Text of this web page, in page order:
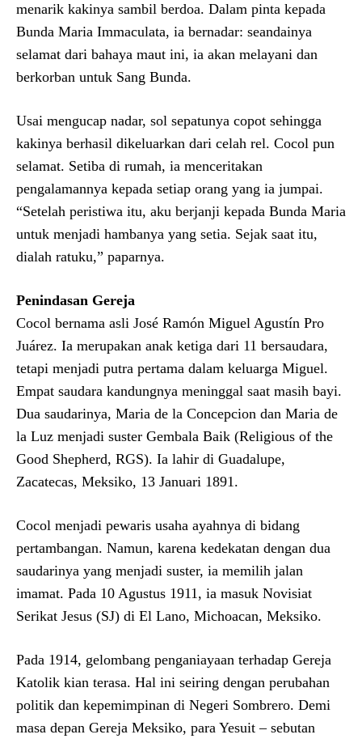
menarik kakinya sambil berdoa. Dalam pinta kepada
Bunda Maria Immaculata, ia bernadar: seandainya
selamat dari bahaya maut ini, ia akan melayani dan
berkorban untuk Sang Bunda.
Usai mengucap nadar, sol sepatunya copot sehingga
kakinya berhasil dikeluarkan dari celah rel. Cocol pun
selamat. Setiba di rumah, ia menceritakan
pengalamannya kepada setiap orang yang ia jumpai.
“Setelah peristiwa itu, aku berjanji kepada Bunda Maria
untuk menjadi hambanya yang setia. Sejak saat itu,
dialah ratuku,” paparnya.
Penindasan Gereja
Cocol bernama asli José Ramón Miguel Agustín Pro
Juárez. Ia merupakan anak ketiga dari 11 bersaudara,
tetapi menjadi putra pertama dalam keluarga Miguel.
Empat saudara kandungnya meninggal saat masih bayi.
Dua saudarinya, Maria de la Concepcion dan Maria de
la Luz menjadi suster Gembala Baik (Religious of the
Good Shepherd, RGS). Ia lahir di Guadalupe,
Zacatecas, Meksiko, 13 Januari 1891.
Cocol menjadi pewaris usaha ayahnya di bidang
pertambangan. Namun, karena kedekatan dengan dua
saudarinya yang menjadi suster, ia memilih jalan
imamat. Pada 10 Agustus 1911, ia masuk Novisiat
Serikat Jesus (SJ) di El Lano, Michoacan, Meksiko.
Pada 1914, gelombang penganiayaan terhadap Gereja
Katolik kian terasa. Hal ini seiring dengan perubahan
politik dan kepemimpinan di Negeri Sombrero. Demi
masa depan Gereja Meksiko, para Yesuit – sebutan